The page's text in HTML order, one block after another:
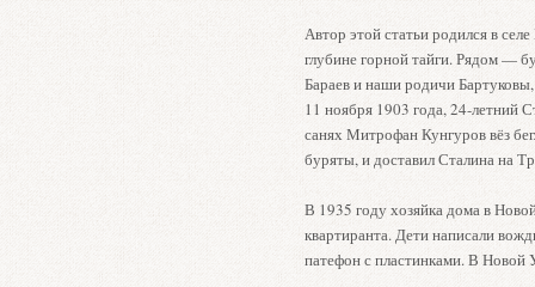
Автор этой статьи родился в
глубине горной тайги. Рядом —
Бараев и наши родичи
11 ноября 1903 года, 24-летний
санях Митрофан Кунгуров вёз
буряты, и доставил Сталина на
В 1935 году хозяйка дома в
квартиранта. Дети написали
патефон с пластинками. В Новой